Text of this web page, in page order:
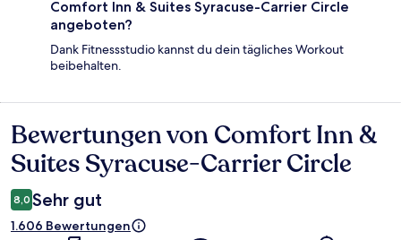
Comfort Inn & Suites Syracuse-Carrier Circle
angeboten?
Dank Fitnessstudio kannst du dein tägliches Workout
beibehalten.
Bewertungen
Bewertungen von Comfort Inn &
Suites Syracuse-Carrier Circle
8,0 Sehr gut
1.606 Bewertungen